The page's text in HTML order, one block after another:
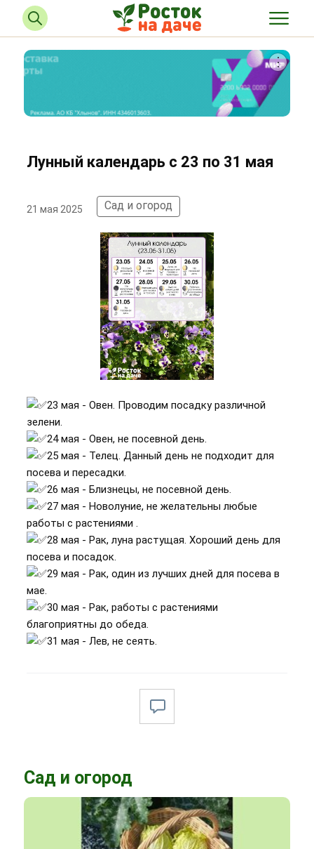
Лунный календарь с 23 по 31 мая
21 мая 2025 Сад и огород
23 мая - Овен. Проводим посадку различной
зелени.
24 мая - Овен, не посевной день.
25 мая - Телец. Данный день не подходит для
посева и пересадки.
26 мая - Близнецы, не посевной день.
27 мая - Новолуние, не желательны любые
работы с растениями .
28 мая - Рак, луна растущая. Хороший день для
посева и посадок.
29 мая - Рак, один из лучших дней для посева в
мае.
30 мая - Рак, работы с растениями
благоприятны до обеда.
31 мая - Лев, не сеять.
Сад и огород